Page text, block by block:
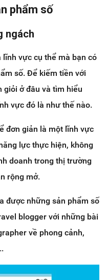
phẩm số
ngách
lĩnh vực cụ thể mà bạn có
số. Để kiếm tiền với
giỏi ở đâu và tìm hiểu
vực đó là như thế nào.
đơn giản là một lĩnh vực
lực thực hiện, không
doanh trong thị trường
rộng mở.
được những sản phẩm số
blogger với những bài
về phong cảnh,